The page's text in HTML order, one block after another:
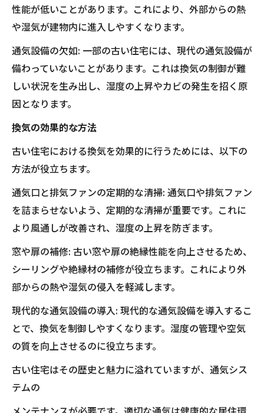
性能が低いことがあります。これにより、外部からの熱
や湿気が建物内に進入しやすくなります。
通気設備の欠如: 一部の古い住宅には、現代の通気設備が
備わっていないことがあります。これは換気の制御が難
しい状況を生み出し、湿度の上昇やカビの発生を招く原
因となります。
換気の効果的な方法
古い住宅における換気を効果的に行うためには、以下の
方法が役立ちます。
通気口と排気ファンの定期的な清掃: 通気口や排気ファン
を詰まらせないよう、定期的な清掃が重要です。これに
より風通しが改善され、湿度の上昇を防ぎます。
窓や扉の補修: 古い窓や扉の絶縁性能を向上させるため、
シーリングや絶縁材の補修が役立ちます。これにより外
部からの熱や湿気の侵入を軽減します。
現代的な通気設備の導入: 現代的な通気設備を導入するこ
とで、換気を制御しやすくなります。湿度の管理や空気
の質を向上させるのに役立ちます。
古い住宅はその歴史と魅力に溢れていますが、通気シス
テムの